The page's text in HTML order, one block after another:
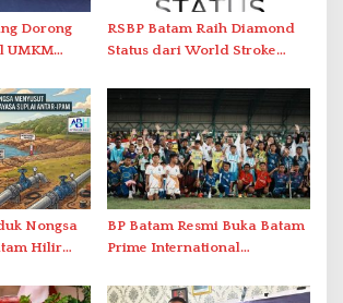
Dorong
UMKM
RSBP Batam Raih Diamond
Status dari World Stroke
Berstandar Internasional
Nongsa
Hilir
BP Batam Resmi Buka Batam
Prime International
2026 di Stadion Temenggung